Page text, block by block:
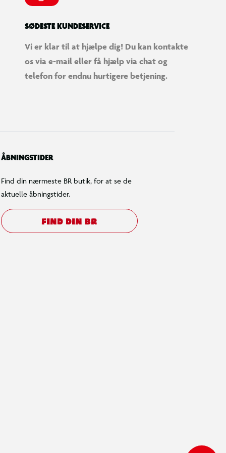
SØDESTE KUNDESERVICE
Vi er klar til at hjælpe dig! Du kan kontakte
os via e-mail eller få hjælp via chat og
telefon for endnu hurtigere betjening.
ÅBNINGSTIDER
Find din nærmeste BR butik, for at se de
aktuelle åbningstider.
FIND DIN BR